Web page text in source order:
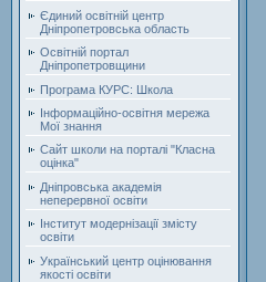
Єдиний освітній центр
Дніпропетровська область
Освітній портал
Дніпропетровщини
Програма КУРС: Школа
Інформаційно-освітня мережа
Мої знання
Сайт школи на порталі "Класна
оцінка"
Дніпровська академія
неперервної освіти
Інститут модернізації змісту
освіти
Український центр оцінювання
якості освіти